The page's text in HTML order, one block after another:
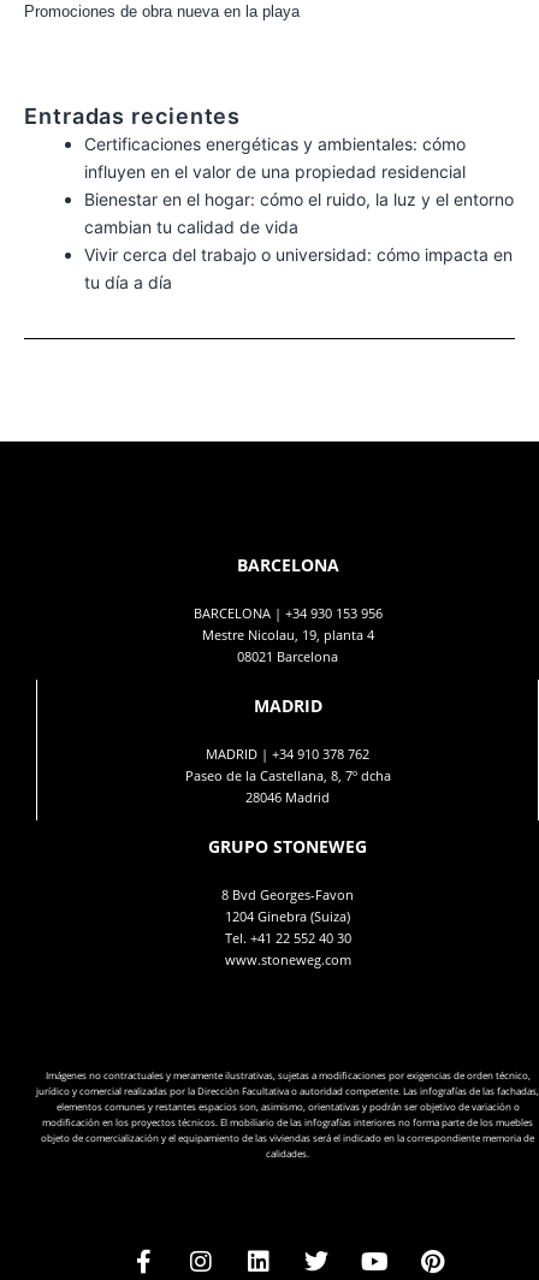
Promociones de obra nueva en la playa
Entradas recientes
Certificaciones energéticas y ambientales: cómo
influyen en el valor de una propiedad residencial
Bienestar en el hogar: cómo el ruido, la luz y el entorno
cambian tu calidad de vida
Vivir cerca del trabajo o universidad: cómo impacta en
tu día a día
BARCELONA
BARCELONA | +34 930 153 956
Mestre Nicolau, 19, planta 4
08021 Barcelona
MADRID
MADRID | +34 910 378 762
Paseo de la Castellana, 8, 7º dcha
28046 Madrid
GRUPO STONEWEG
8 Bvd Georges-Favon
1204 Ginebra (Suiza)
Tel. +41 22 552 40 30
www.stoneweg.com
Imágenes no contractuales y meramente ilustrativas, sujetas a modificaciones por exigencias de orden técnico,
jurídico y comercial realizadas por la Dirección Facultativa o autoridad competente. Las infografías de las fachadas,
elementos comunes y restantes espacios son, asimismo, orientativas y podrán ser objetivo de variación o
modificación en los proyectos técnicos. El mobiliario de las infografías interiores no forma parte de los muebles
objeto de comercialización y el equipamiento de las viviendas será el indicado en la correspondiente memoria de
calidades.